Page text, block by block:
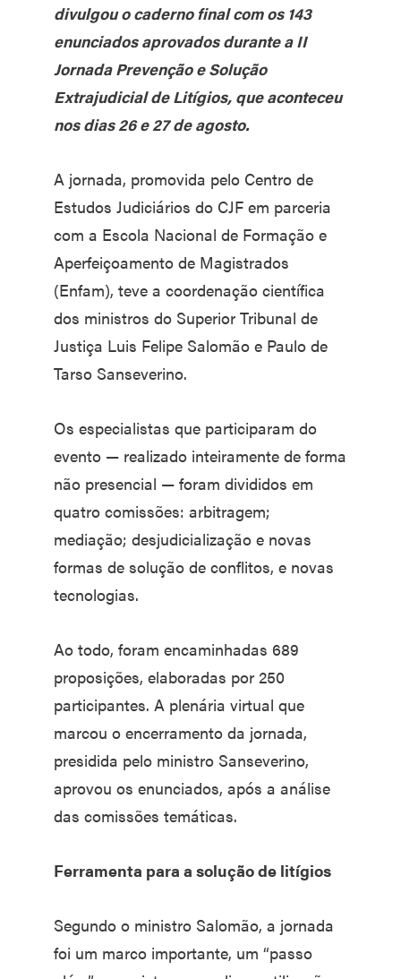
divulgou o caderno final com os 143
enunciados aprovados durante a II
Jornada Prevenção e Solução
Extrajudicial de Litígios, que aconteceu
nos dias 26 e 27 de agosto.
A jornada, promovida pelo Centro de
Estudos Judiciários do CJF em parceria
com a Escola Nacional de Formação e
Aperfeiçoamento de Magistrados
(Enfam), teve a coordenação científica
dos ministros do Superior Tribunal de
Justiça Luis Felipe Salomão e Paulo de
Tarso Sanseverino.
Os especialistas que participaram do
evento — realizado inteiramente de forma
não presencial — foram divididos em
quatro comissões: arbitragem;
mediação; desjudicialização e novas
formas de solução de conflitos, e novas
tecnologias.
Ao todo, foram encaminhadas 689
proposições, elaboradas por 250
participantes. A plenária virtual que
marcou o encerramento da jornada,
presidida pelo ministro Sanseverino,
aprovou os enunciados, após a análise
das comissões temáticas.
Ferramenta para a solução de litígios
Segundo o ministro Salomão, a jornada
foi um marco importante, um “passo